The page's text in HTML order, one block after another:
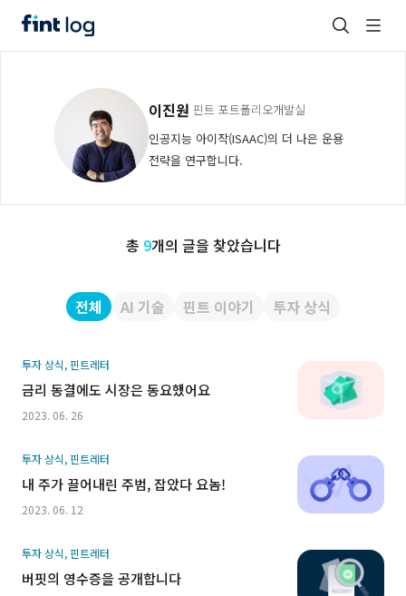
이진원 핀트 포트폴리오개발실
인공지능 아이작(ISAAC)의 더 나은 운용
전략을 연구합니다.
총 9개의 글을 찾았습니다
전체 AI 기술 핀트 이야기 투자 상식
투자 상식, 핀트레터
금리 동결에도 시장은 동요했어요
2023. 06. 26
투자 상식, 핀트레터
내 주가 끌어내린 주범, 잡았다 요놈!
2023. 06. 12
투자 상식, 핀트레터
버핏의 영수증을 공개합니다